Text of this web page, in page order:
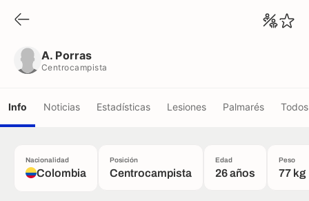
A. Porras
Centrocampista
Info Noticias Estadísticas Lesiones Palmarés
Nacionalidad
Colombia
Posición
Centrocampista
Edad
26 años
Peso
77 kg